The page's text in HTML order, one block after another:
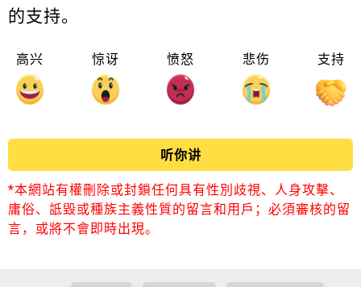
的支持。
高兴 惊讶 愤怒 悲伤 支持
听你讲
*本網站有權刪除或封鎖任何具有性別歧視、人身攻擊、
庸俗、詆毀或種族主義性質的留言和用戶；必須審核的留
言，或將不會即時出現。